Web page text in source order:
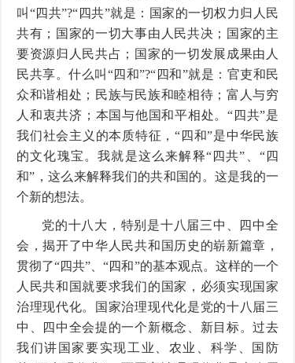
叫“四共”?“四共”就是：国家的一切权力归人民
共有；国家的一切大事由人民共决；国家的主
要资源归人民共占；国家的一切发展成果由人
民共享。什么叫“四和”?“四和”就是：官吏和民
众和谐相处；民族与民族和睦相待；富人与穷
人和衷共济；本国与他国和平相处。“四共”是
我们社会主义的本质特征，“四和”是中华民族
的文化瑰宝。我就是这么来解释“四共”、“四
和”，这么来解释我们的共和国的。这是我的一
个新的想法。
党的十八大，特别是十八届三中、四中全
会，揭开了中华人民共和国历史的崭新篇章，
贯彻了“四共”、“四和”的基本观点。这样的一个
人民共和国就要求我们的国家，必须实现国家
治理现代化。国家治理现代化是党的十八届三
中、四中全会提的一个新概念、新目标。过去
我们讲国家要实现工业、农业、科学、国防